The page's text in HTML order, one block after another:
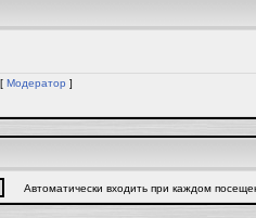
Модератор ]
Автоматически входить при каждом